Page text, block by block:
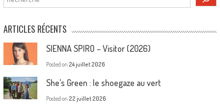
ARTICLES RÉCENTS
SIENNA SPIRO – Visitor (2026)
Posted on 24 juillet 2026
She’s Green : le shoegaze au vert
Posted on 22 juillet 2026